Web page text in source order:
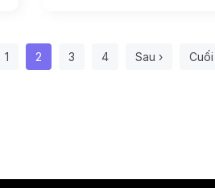
Trang
1 Trang hiện tại
2 Trang
3 Trang
4 Sau › Cuối